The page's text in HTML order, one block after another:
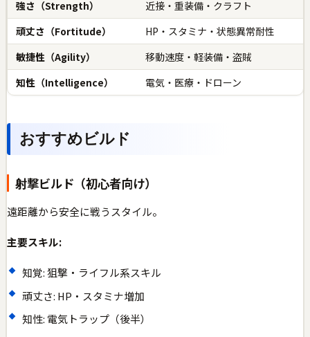
強さ（Strength）
近接・重装備・クラフト
頑丈さ（Fortitude）
HP・スタミナ・状態異常耐性
敏捷性（Agility）
移動速度・軽装備・盗賊
知性（Intelligence）
電気・医療・ドローン
おすすめビルド
射撃ビルド（初心者向け）
遠距離から安全に戦うスタイル。
主要スキル:
知覚: 狙撃・ライフル系スキル
頑丈さ: HP・スタミナ増加
知性: 電気トラップ（後半）